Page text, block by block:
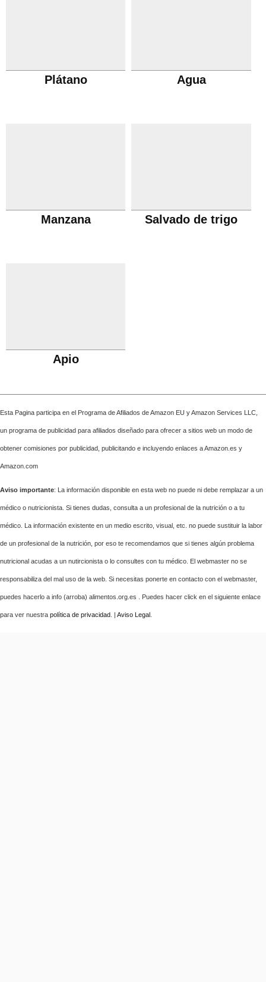
Plátano Agua
Manzana Salvado de trigo
Apio
Esta Pagina participa en el Programa de Afiliados de Amazon EU y Amazon Services LLC,
un programa de publicidad para afiliados diseñado para ofrecer a sitios web un modo de
obtener comisiones por publicidad, publicitando e incluyendo enlaces a Amazon.es y
Amazon.com
Aviso importante: La información disponible en esta web no puede ni debe remplazar a un
médico o nutricionista. Si tienes dudas, consulta a un profesional de la nutrición o a tu
médico. La información existente en un medio escrito, visual, etc. no puede sustituir la labor
de un profesional de la nutrición, por eso te recomendamos que si tienes algún problema
nutricional acudas a un nutircionista o lo consultes con tu médico. El webmaster no se
responsabiliza del mal uso de la web. Si necesitas ponerte en contacto con el webmaster,
puedes hacerlo a info (arroba) alimentos.org.es . Puedes hacer click en el siguiente enlace
para ver nuestra política de privacidad . | Aviso Legal